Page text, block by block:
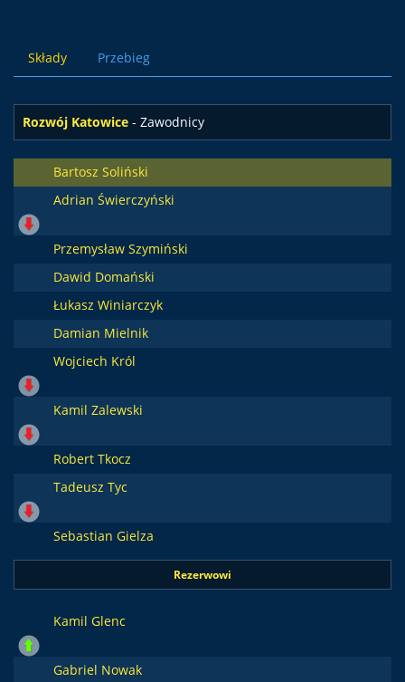
Składy Przebieg
Rozwój Katowice - Zawodnicy
Bartosz Soliński
Adrian Świerczyński
Przemysław Szymiński
Dawid Domański
Łukasz Winiarczyk
Damian Mielnik
Wojciech Król
Kamil Zalewski
Robert Tkocz
Tadeusz Tyc
Sebastian Gielza
Rezerwowi
Kamil Glenc
Gabriel Nowak